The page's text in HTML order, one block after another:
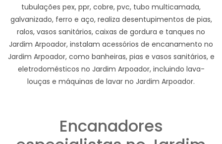
tubulações pex, ppr, cobre, pvc, tubo multicamada,
galvanizado, ferro e aço, realiza desentupimentos de pias,
ralos, vasos sanitários, caixas de gordura e tanques no
Jardim Arpoador, instalam acessórios de encanamento no
Jardim Arpoador, como banheiras, pias e vasos sanitários, e
eletrodomésticos no Jardim Arpoador, incluindo lava-
louças e máquinas de lavar no Jardim Arpoador.
Encanadores